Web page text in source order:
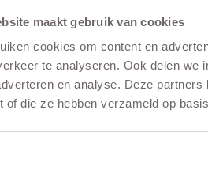
maakt gebruik van cookies
cookies om content en
te analyseren. Ook delen we
en analyse. Deze
of die ze hebben verzameld op
(maart
kust?